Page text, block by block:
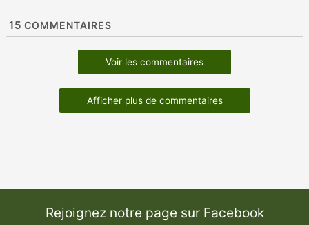
15 COMMENTAIRES
Voir les commentaires
Afficher plus de commentaires
Rejoignez notre page sur Facebook